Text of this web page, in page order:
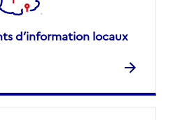
d’information locaux